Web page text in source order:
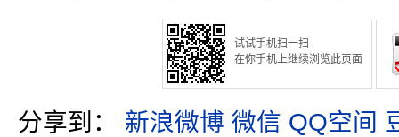
试试手机扫一扫
在你手机上继续浏览此页面
分享到： 新浪微博 微信 QQ空间